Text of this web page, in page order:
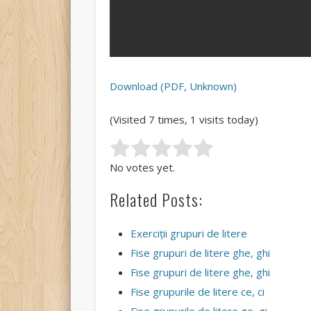
Download (PDF, Unknown)
(Visited 7 times, 1 visits today)
Rate this item:
No votes yet.
Related Posts:
Exerciții grupuri de litere
Fise grupuri de litere ghe, ghi
Fise grupuri de litere ghe, ghi
Fise grupurile de litere ce, ci